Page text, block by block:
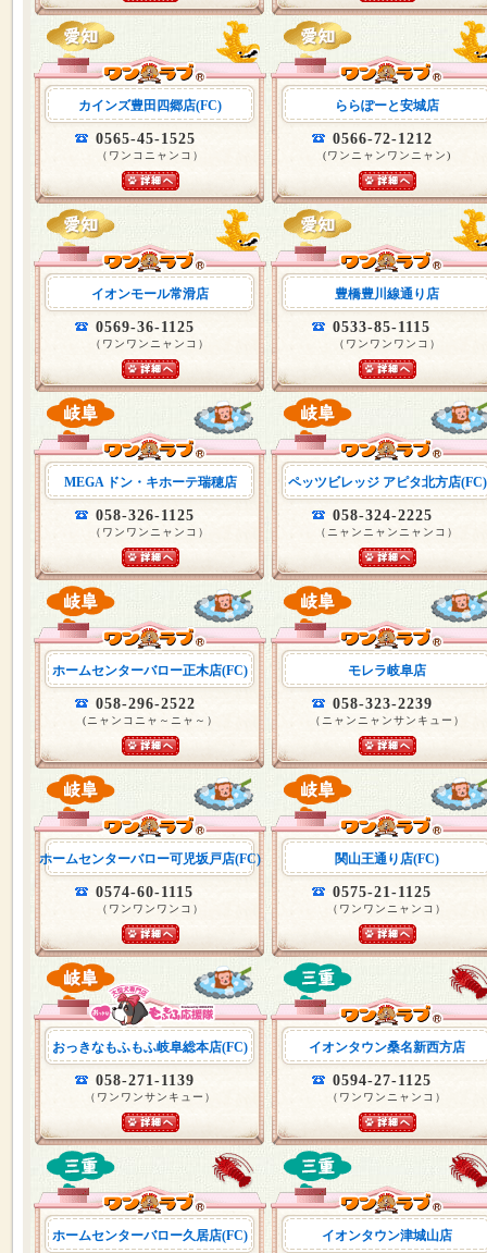
カインズ豊田四郷店(FC)
0565-45-1525
（ワンコニャンコ）
ららぽーと安城店
0566-72-1212
(ワンニャンワンニャン)
イオンモール常滑店
0569-36-1125
（ワンワンニャンコ）
豊橋豊川線通り店
0533-85-1115
（ワンワンワンコ）
MEGA ドン・キホーテ瑞穂店
058-326-1125
（ワンワンニャンコ）
ペッツビレッジ アピタ北方店(FC)
058-324-2225
（ニャンニャンニャンコ）
ホームセンターバロー正木店(FC)
058-296-2522
(ニャンコニャ～ニャ～）
モレラ岐阜店
058-323-2239
（ニャンニャンサンキュー）
ホームセンターバロー可児坂戸店(FC)
0574-60-1115
（ワンワンワンコ）
関山王通り店(FC)
0575-21-1125
（ワンワンニャンコ）
おっきなもふもふ岐阜総本店(FC)
058-271-1139
（ワンワンサンキュー）
イオンタウン桑名新西方店
0594-27-1125
（ワンワンニャンコ）
ホームセンターバロー久居店(FC) イオンタウン津城山店